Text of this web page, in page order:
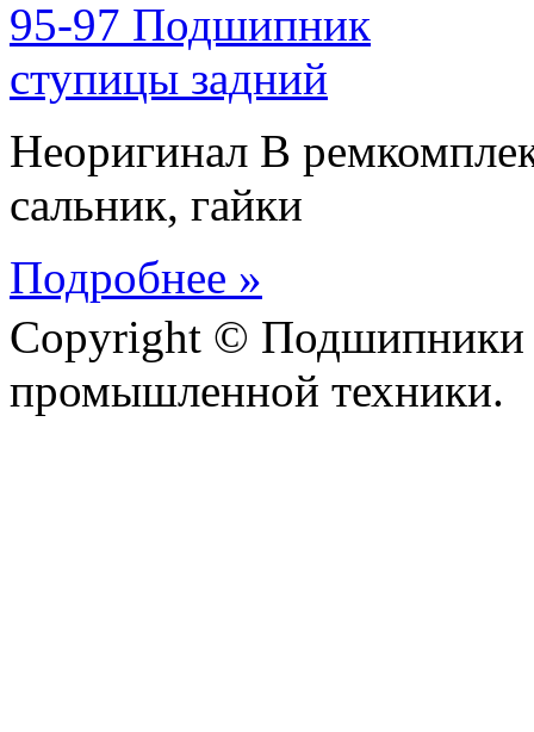
Неоригинал В
сальник, гайки
Подробнее »
Copyright © Подшипники
промышленной техники.